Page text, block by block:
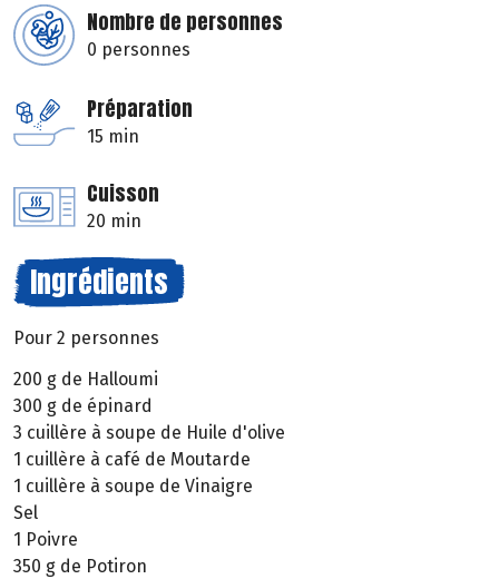
Nombre de personnes
0 personnes
Préparation
15 min
Cuisson
20 min
Ingrédients
Pour 2 personnes
200 g de Halloumi
300 g de épinard
3 cuillère à soupe de Huile d'olive
1 cuillère à café de Moutarde
1 cuillère à soupe de Vinaigre
Sel
1 Poivre
350 g de Potiron